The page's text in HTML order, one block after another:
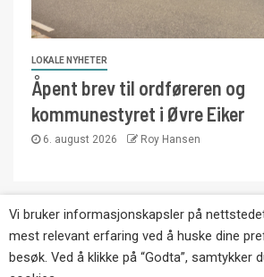
LOKALE NYHETER
Åpent brev til ordføreren og
kommunestyret i Øvre Eiker
6. august 2026 Roy Hansen
Copyright © Eikernytt.no utgis
Pressetjeneste. Kopiering av
annonser er ikke tillatt uten etter
Vi bruker informasjonskapsler på
mest relevant erfaring ved å huske dine
besøk. Ved å klikke på “Godta”, samtykker